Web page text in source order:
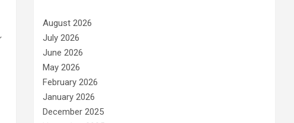
August 2026
July 2026
June 2026
May 2026
February 2026
January 2026
December 2025